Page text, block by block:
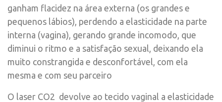
ganham flacidez na área externa (os grandes e
pequenos lábios), perdendo a elasticidade na parte
interna (vagina), gerando grande incomodo, que
diminui o ritmo e a satisfação sexual, deixando ela
muito constrangida e desconfortável, com ela
mesma e com seu parceiro
O laser CO2 devolve ao tecido vaginal a elasticidade